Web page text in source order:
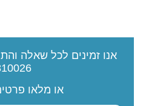
אנו זמינים לכל שאלה
או מלאו